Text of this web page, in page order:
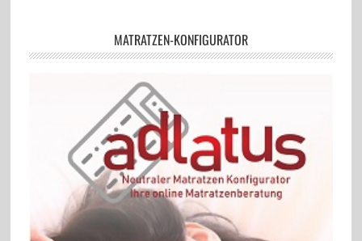
MATRATZEN-KONFIGURATOR